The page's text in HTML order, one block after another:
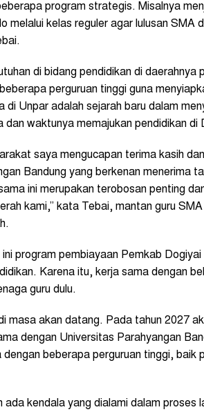
program strategis. Misalnya
melalui kelas reguler agar lulusan SMA
di bidang pendidikan di daerahnya
perguruan tinggi guna
di Unpar adalah sejarah baru dalam
waktunya memajukan pendidikan di
saya mengucapan terima kasih
Bandung yang berkenan menerima
ini merupakan terobosan penting
kami,” kata Tebai, mantan guru
program pembiayaan Pemkab
Karena itu, kerja sama dengan
guru dulu.
masa akan datang. Pada tahun 2027
dengan Universitas Parahyangan
dengan beberapa perguruan tinggi, baik
ada kendala yang dialami dalam proses